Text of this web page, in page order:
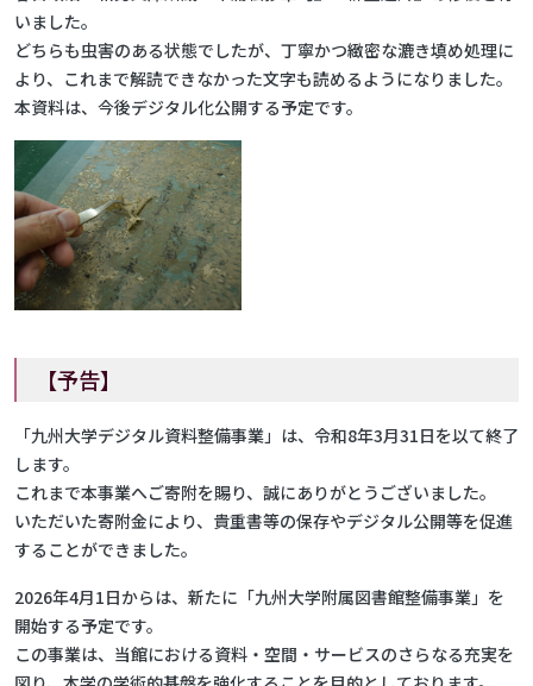
いました。
どちらも虫害のある状態でしたが、丁寧かつ緻密な漉き填め処理に
より、これまで解読できなかった文字も読めるようになりました。
本資料は、今後デジタル化公開する予定です。
【予告】
「九州大学デジタル資料整備事業」は、令和8年3月31日を以て終了
します。
これまで本事業へご寄附を賜り、誠にありがとうございました。
いただいた寄附金により、貴重書等の保存やデジタル公開等を促進
することができました。
2026年4月1日からは、新たに「九州大学附属図書館整備事業」を
開始する予定です。
この事業は、当館における資料・空間・サービスのさらなる充実を